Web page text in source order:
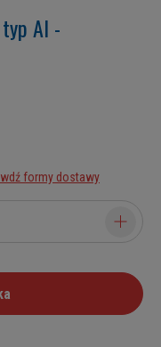
AI -
formy dostawy